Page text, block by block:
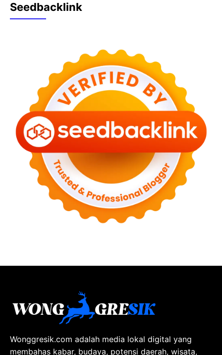
Seedbacklink
Wonggresik.com adalah media lokal digital yang
membahas kabar, budaya, potensi daerah, wisata,